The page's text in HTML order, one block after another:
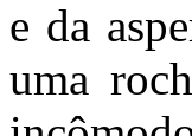
e da
uma